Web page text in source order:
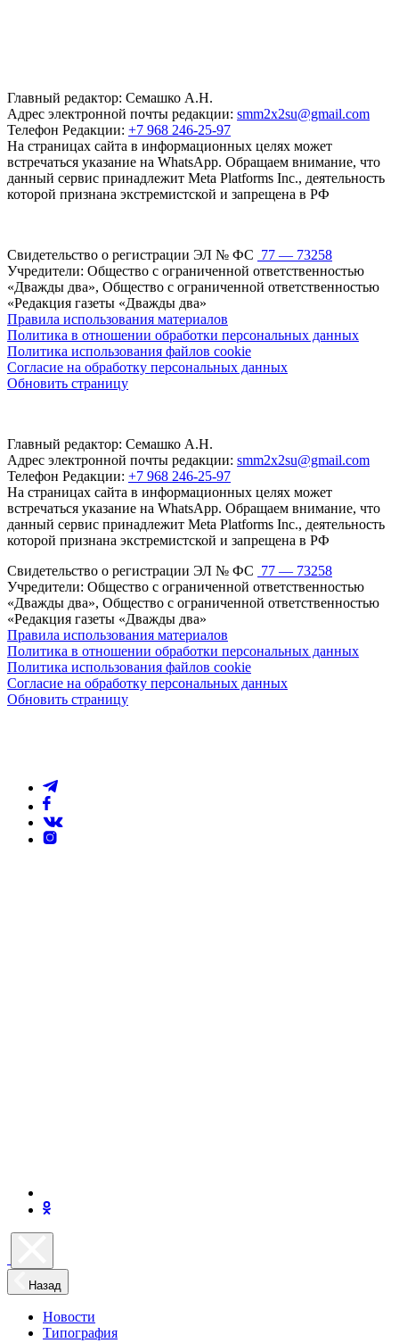
Главный редактор: Семашко А.Н.
Адрес электронной почты редакции: smm2x2su@gmail.com
Телефон Редакции: +7 968 246-25-97
На страницах сайта в информационных целях может
встречаться указание на WhatsApp. Обращаем внимание, что
данный сервис принадлежит Meta Platforms Inc., деятельность
которой признана экстремистской и запрещена в РФ
Свидетельство о регистрации ЭЛ № ФС 77 — 73258
Учредители: Общество с ограниченной ответственностью
«Дважды два», Общество с ограниченной ответственностью
«Редакция газеты «Дважды два»
Правила использования материалов
Политика в отношении обработки персональных данных
Политика использования файлов cookie
Согласие на обработку персональных данных
Обновить страницу
Главный редактор: Семашко А.Н.
Адрес электронной почты редакции: smm2x2su@gmail.com
Телефон Редакции: +7 968 246-25-97
На страницах сайта в информационных целях может
встречаться указание на WhatsApp. Обращаем внимание, что
данный сервис принадлежит Meta Platforms Inc., деятельность
которой признана экстремистской и запрещена в РФ
Свидетельство о регистрации ЭЛ № ФС 77 — 73258
Учредители: Общество с ограниченной ответственностью
«Дважды два», Общество с ограниченной ответственностью
«Редакция газеты «Дважды два»
Правила использования материалов
Политика в отношении обработки персональных данных
Политика использования файлов cookie
Согласие на обработку персональных данных
Обновить страницу
Назад
Новости
Типография